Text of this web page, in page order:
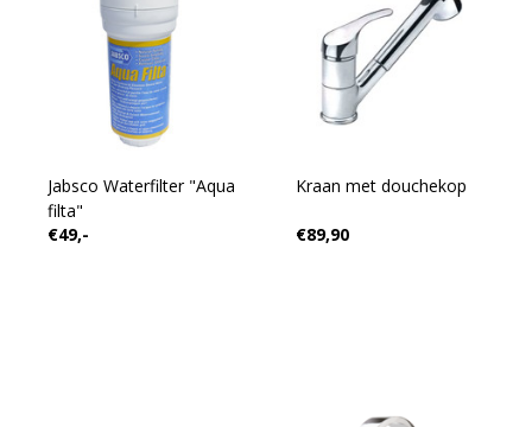
Jabsco Waterfilter "Aqua
filta"
€49,-
Kraan met douchekop
€89,90